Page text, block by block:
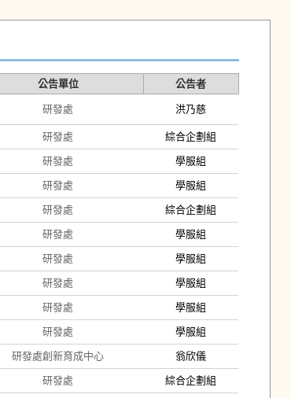
公告單位 公告者
研發處 洪乃慈
研發處 綜合企劃組
研發處 學服組
研發處 學服組
研發處 綜合企劃組
研發處 學服組
研發處 學服組
研發處 學服組
研發處 學服組
研發處 學服組
研發處創新育成中心 翁欣儀
研發處 綜合企劃組